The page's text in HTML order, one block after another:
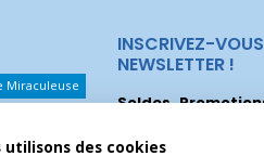
Miraculeuse
Les Noeuds
INSCRIVEZ-
NEWSLETTER !
Soldes,
Inscrivez-vous
utilisons des cookies